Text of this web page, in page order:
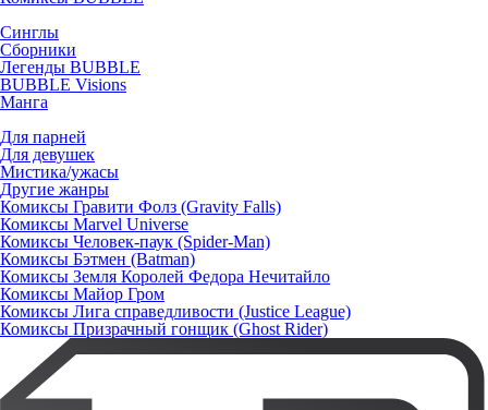
Синглы
Сборники
Легенды BUBBLE
BUBBLE Visions
Манга
Для парней
Для девушек
Мистика/ужасы
Другие жанры
Комиксы Гравити Фолз (Gravity Falls)
Комиксы Marvel Universe
Комиксы Человек-паук (Spider-Man)
Комиксы Бэтмен (Batman)
Комиксы Земля Королей Федора Нечитайло
Комиксы Майор Гром
Комиксы Лига справедливости (Justice League)
Комиксы Призрачный гонщик (Ghost Rider)